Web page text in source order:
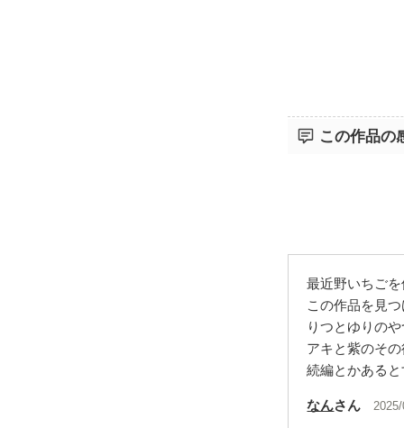
この作品の
最近野いちご
この作品を見
りつとゆりの
アキと紫のそ
続編とかある
なんさん